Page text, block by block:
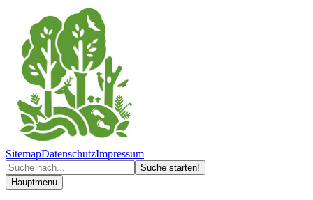
SitemapDatenschutzImpressum
Hauptmenu